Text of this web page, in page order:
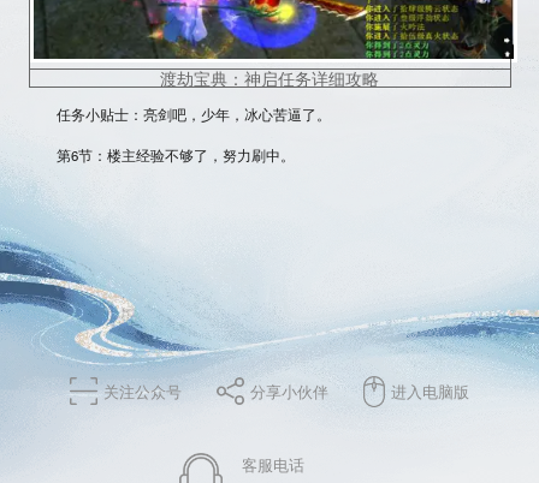
渡劫宝典：神启任务详细攻略
任务小贴士：亮剑吧，少年，冰心苦逼了。
第6节：楼主经验不够了，努力刷中。
关注公众号 分享小伙伴 进入电脑版
客服电话